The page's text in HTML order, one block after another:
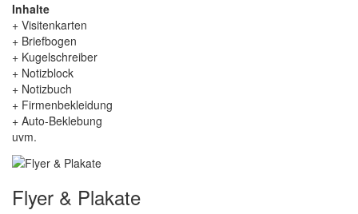
Inhalte
+ Visitenkarten
+ Briefbogen
+ Kugelschreiber
+ Notizblock
+ Notizbuch
+ Firmenbekleidung
+ Auto-Beklebung
uvm.
Flyer & Plakate